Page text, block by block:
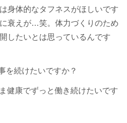
身体的なタフネスがほしいです
衰えが…笑。体力づくりのため
したいとは思っているんです
を続けたいですか？
健康でずっと働き続けたいです